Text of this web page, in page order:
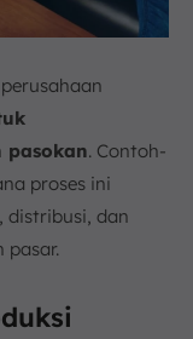
pasokan. Contoh-
proses ini
distribusi, dan
pasar.